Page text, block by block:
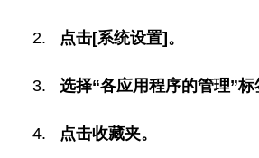
点击[系统设置]。
选择“各应用程序的管理”标
点击收藏夹。